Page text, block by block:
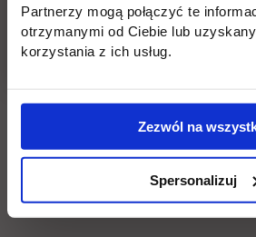
Partnerzy mogą połączyć te
otrzymanymi od Ciebie lub
korzystania z ich usług.
Zezwól na
Spersonalizuj
zarządzaniu aktywami i firmach
To jednak nie wszystko. Program
sposób, aby zapewnić Ci czas na
pogodzisz naukę z pracą w zawodzie,
będziesz legitymować się najbardziej